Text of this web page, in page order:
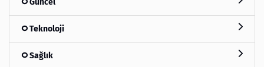
Güncel
Teknoloji
Sağlık